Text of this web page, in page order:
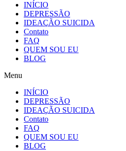
INÍCIO
DEPRESSÃO
IDEAÇÃO SUICIDA
Contato
FAQ
QUEM SOU EU
BLOG
Menu
INÍCIO
DEPRESSÃO
IDEAÇÃO SUICIDA
Contato
FAQ
QUEM SOU EU
BLOG